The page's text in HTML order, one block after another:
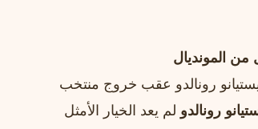
من المونديال
رونالدو عقب خروج منتخب
رونالدو لم يعد الخيار الأمثل